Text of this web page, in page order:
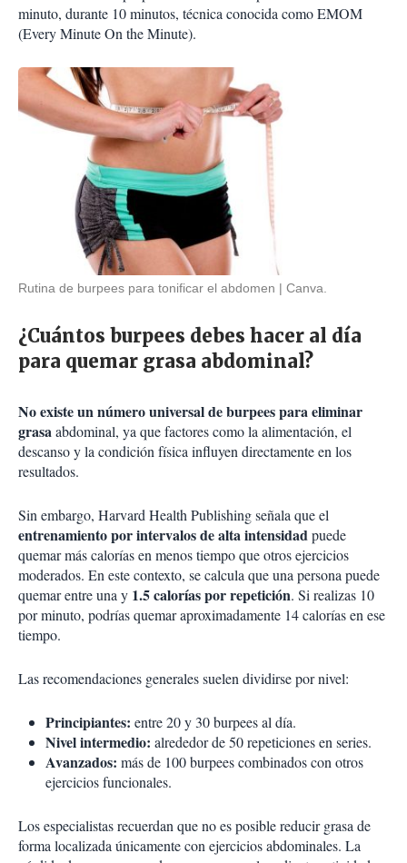
minuto, durante 10 minutos, técnica conocida como EMOM
(Every Minute On the Minute).
Rutina de burpees para tonificar el abdomen Canva.
¿Cuántos burpees debes hacer al día
para quemar grasa abdominal?
No existe un número universal de burpees para eliminar
grasaabdominal, ya que factores como la alimentación, el
descanso y la condición física influyen directamente en los
resultados.
Sin embargo, Harvard Health Publishing señala que el
entrenamiento por intervalos de alta intensidadpuede
quemar más calorías en menos tiempo que otros ejercicios
moderados. En este contexto, se calcula que una persona puede
quemar entre una y 1.5 calorías por repetición. Si realizas 10
por minuto, podrías quemar aproximadamente 14 calorías en ese
tiempo.
Las recomendaciones generales suelen dividirse por nivel:
Principiantes: entre 20 y 30 burpees al día.
Nivel intermedio: alrededor de 50 repeticiones en series.
Avanzados: más de 100 burpees combinados con otros
ejercicios funcionales.
Los especialistas recuerdan que no es posible reducir grasa de
forma localizada únicamente con ejercicios abdominales. La